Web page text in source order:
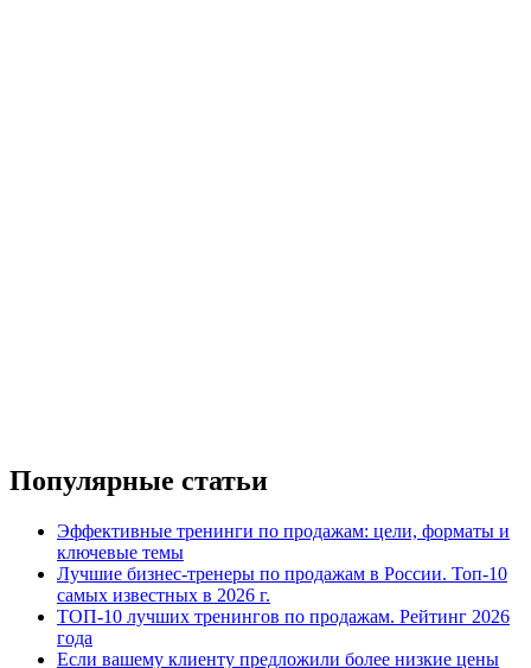
Популярные статьи
Эффективные тренинги по продажам: цели, форматы и
ключевые темы
Лучшие бизнес-тренеры по продажам в России. Топ-10
самых известных в 2026 г.
ТОП-10 лучших тренингов по продажам. Рейтинг 2026
года
Если вашему клиенту предложили более низкие цены